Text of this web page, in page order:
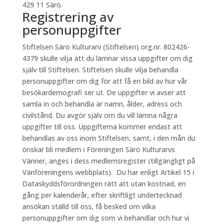
429 11 Särö.
Registrering av
personuppgifter
Stiftelsen Särö Kulturarv (Stiftelsen) org.nr. 802426-
4379 skulle vilja att du lämnar vissa uppgifter om dig
själv till Stiftelsen. Stiftelsen skulle vilja behandla
personuppgifter om dig för att få en bild av hur vår
besökardemografi ser ut. De uppgifter vi avser att
samla in och behandla är namn, ålder, adress och
civilstånd. Du avgör själv om du vill lämna några
uppgifter till oss. Uppgifterna kommer endast att
behandlas av oss inom Stiftelsen, samt, i den mån du
önskar bli medlem i Föreningen Särö Kulturarvs
Vänner, anges i dess medlemsregister (tillgängligt på
Vänföreningens webbplats). Du har enligt Artikel 15 i
Dataskyddsförordningen rätt att utan kostnad, en
gång per kalenderår, efter skriftligt undertecknad
ansökan ställd till oss, få besked om vilka
personuppgifter om dig som vi behandlar och hur vi